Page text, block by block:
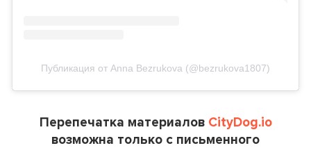
Публикация от Anna Bezrukova (@bezrukova1807)
Перепечатка материалов CityDog.io
возможна только с письменного